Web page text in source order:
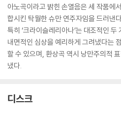
아노곡이라고 밝힌 손열음은 세 작품에
합시킨 탁월한 슈만 연주자임을 드러낸
특히 ‘크라이슬레리아나’는 대조적인
내면적인 심상을 예리하게 그려냈다는
할 수 있으며, 환상곡 역시 낭만주의적
냈다.
디스크